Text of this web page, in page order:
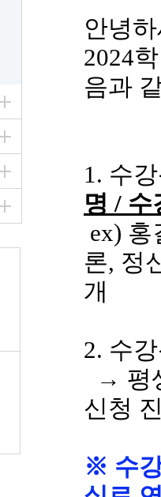
안녕
2024
음과
1. 수
명/
ex) 홍
론, 정
개
2. 수
→ 평
신청
※ 수